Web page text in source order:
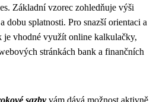
Základní vzorec zohledňuje výši
dobu splatnosti. Pro snazší orientaci a
je vhodné využít online kalkulačky,
stránkách bank a finančních
sazby vám dává možnost aktivně